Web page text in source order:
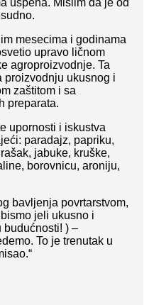
mesecima i godinama
upravo ličnom
agroproizvodnje. Ta
proizvodnju ukusnog i
zaštitom i sa
preparata.
upornosti i iskustva
paradajz, papriku,
jabuke, kruške,
borovnicu, aroniju,
bavljenja povrtarstvom,
jeli ukusno i
budućnosti! ) –
To je trenutak u